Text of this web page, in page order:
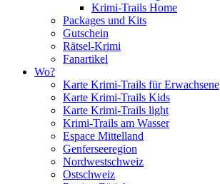
Krimi-Trails Home
Packages und Kits
Gutschein
Rätsel-Krimi
Fanartikel
Wo?
Karte Krimi-Trails für Erwachsene
Karte Krimi-Trails Kids
Karte Krimi-Trails light
Krimi-Trails am Wasser
Espace Mittelland
Genferseeregion
Nordwestschweiz
Ostschweiz